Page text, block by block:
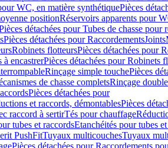
WC, en matière synthétiquePièces
positionRéservoirs apparents pour
détachées pour Tubes de chasse pour
Pièces détachées pour RaccordementsJoints
Robinets flotteursPièces détachées pour
encastrerPièces détachées pour Robinets
Rinçage simple touchePièces
de chasse completsRinçage
Pièces détachées pour
et raccords, démontablesPièces
raccord à sertirTés pour chauffage
tubes et raccordsEtanchéités pour tubes
PushFitTuyaux multicouchesTuyaux
Pièces détachées pour Raccordements